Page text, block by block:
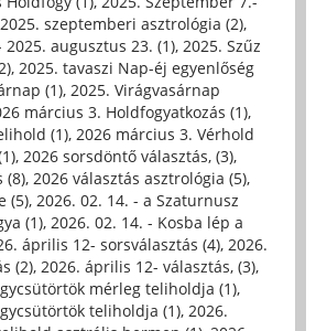
2025. szeptemberi asztrológia (2),
2025. augusztus 23. (1), 2025. Szűz
, 2025. tavaszi Nap-éj egyenlőség
(1), 2025. Virágvasárnap
március 3. Holdfogyatkozás (1),
(1), 2026 március 3. Vérhold
, 2026 sorsdöntő választás, (3),
(8), 2026 választás asztrológia (5),
(5), 2026. 02. 14. - a Szaturnusz
(1), 2026. 02. 14. - Kosba lép a
április 12- sorsválasztás (4), 2026.
(2), 2026. április 12- választás, (3),
mérleg teliholdja (1),
teliholdja (1), 2026.